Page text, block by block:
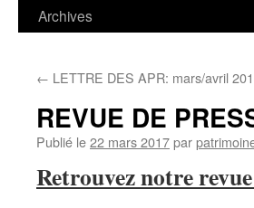
contenu
Archives
← LETTRE DES APR: mars/avril
REVUE DE
Publié le22 mars 2017par
Retrouvez notre